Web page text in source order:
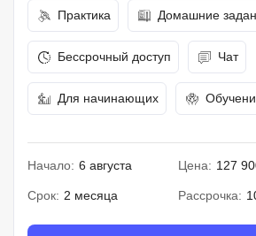
Практика Домашние
Бессрочный доступ Чат
Для начинающих
Начало: 6 августа Цена: 127
Срок: 2 месяца Рассрочка: